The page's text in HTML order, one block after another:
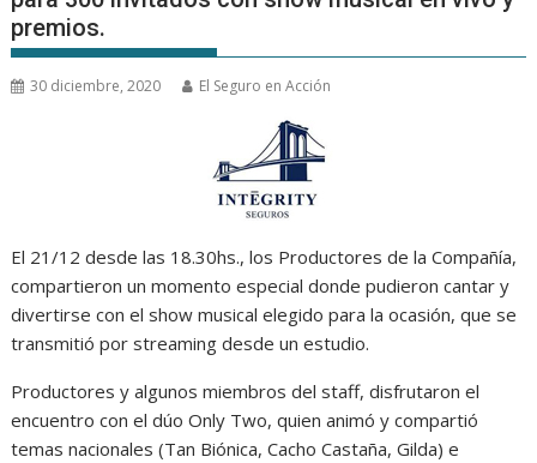
premios.
30 diciembre, 2020 El Seguro en Acción
El 21/12 desde las 18.30hs., los Productores de la Compañía,
compartieron un momento especial donde pudieron cantar y
divertirse con el show musical elegido para la ocasión, que se
transmitió por streaming desde un estudio.
Productores y algunos miembros del staff, disfrutaron el
encuentro con el dúo Only Two, quien animó y compartió
temas nacionales (Tan Biónica, Cacho Castaña, Gilda) e